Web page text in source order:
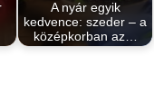
A nyár egyik
kedvence: szeder – a
középkorban az…